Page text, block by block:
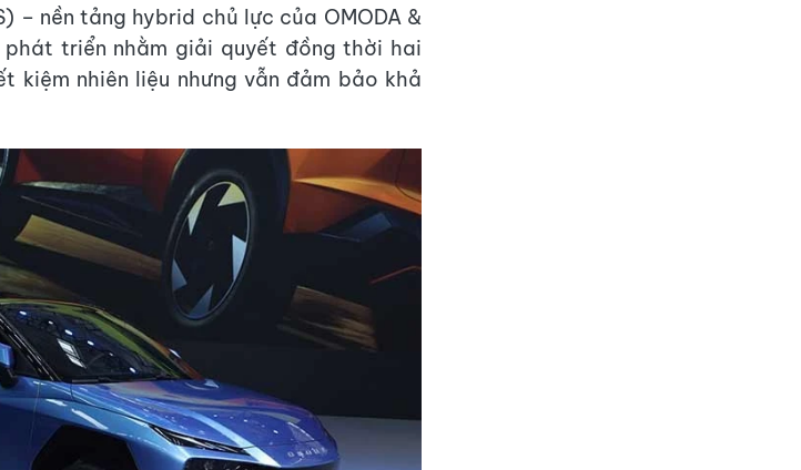
– nền tảng hybrid chủ lực của OMODA &
phát triển nhằm giải quyết đồng thời hai
kiệm nhiên liệu nhưng vẫn đảm bảo khả